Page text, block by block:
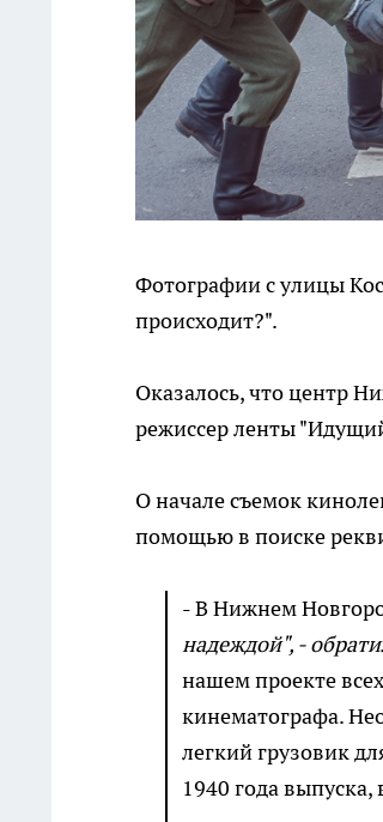
Фотографии с улицы
происходит?".
Оказалось, что центр
режиссер ленты
О начале съемок
помощью в поиске
- В Нижнем
надеждой", -
нашем проекте
кинематографа.
легкий грузовик
1940 года выпуска,